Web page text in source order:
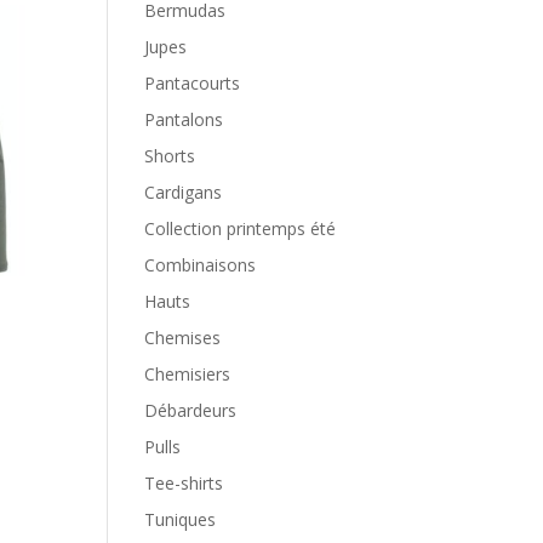
Bermudas
Jupes
Pantacourts
Pantalons
Shorts
Cardigans
Collection printemps été
Combinaisons
Hauts
Chemises
Chemisiers
Débardeurs
Pulls
Tee-shirts
Tuniques